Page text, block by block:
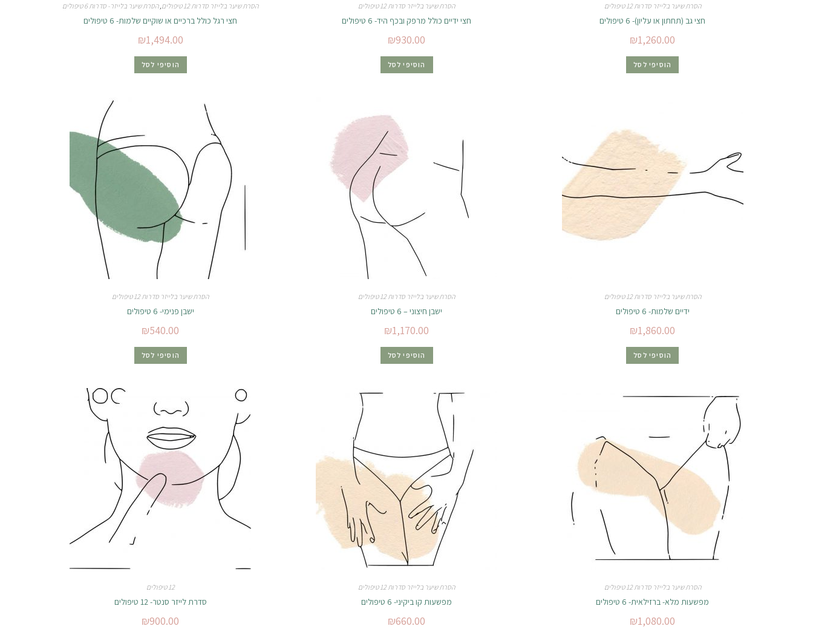
הסרת שיער בלייזר סדרות 12 טיפולים
חצי גב (תחתון או עליון)- 6 טיפולים
₪1,260.00
הוסיפי לסל
הסרת שיער בלייזר סדרות 12 טיפולים
חצי ידיים כולל מרפק ובכף היד- 6 טיפולים
₪930.00
הוסיפי לסל
הסרת שיער בלייזר סדרות 12 טיפולים ,הסרת שיער בלייזר- סדרות 6 טיפולים
חצי רגל כולל ברכיים או שוקיים שלמות- 6 טיפולים
₪1,494.00
הוסיפי לסל
הסרת שיער בלייזר סדרות 12 טיפולים
ידיים שלמות- 6 טיפולים
₪1,860.00
הוסיפי לסל
הסרת שיער בלייזר סדרות 12 טיפולים
ישבן חיצוני – 6 טיפולים
₪1,170.00
הוסיפי לסל
הסרת שיער בלייזר סדרות 12 טיפולים
ישבן פנימי- 6 טיפולים
₪540.00
הוסיפי לסל
הסרת שיער בלייזר סדרות 12 טיפולים
מפשעות מלא- ברזילאית- 6 טיפולים
₪1,080.00
הסרת שיער בלייזר סדרות 12 טיפולים
מפשעות קו ביקיני- 6 טיפולים
₪660.00
12 טיפולים
סדרת לייזר סנטר- 12 טיפולים
₪900.00